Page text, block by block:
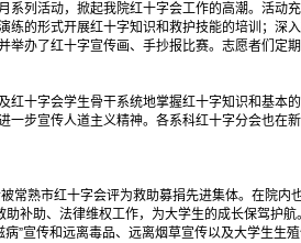
列活动，掀起我院红十字会工作的高潮。活动
的形式开展红十字知识和救护技能的培训；深入
举办了红十字宣传画、手抄报比赛。志愿者们定
十字会学生骨干系统地掌握红十字知识和基本
一步宣传人道主义精神。各系科红十字分会也在
熟市红十字会评为救助募捐先进集体。在院内
补助、法律维权工作，为大学生的成长保驾护航。
”宣传和远离毒品、远离烟草宣传以及大学生生